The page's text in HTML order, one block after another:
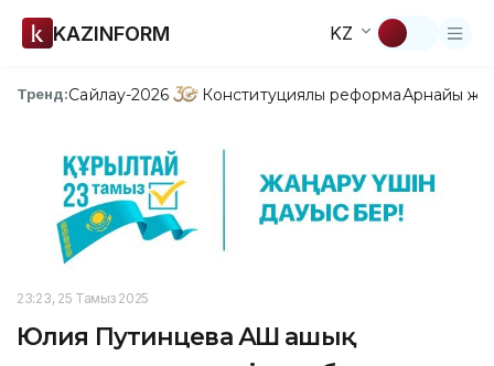
KAZINFORM KZ
Тренд:Сайлау-2026 Конституциялық реформаАрнайы
23:23, 25 Тамыз 2025
Юлия Путинцева АҚШ ашық